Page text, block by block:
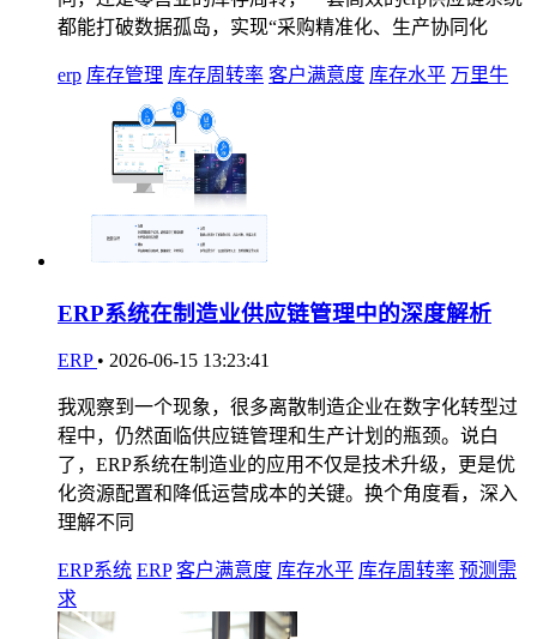
都能打破数据孤岛，实现“采购精准化、生产协同化
erp 库存管理 库存周转率 客户满意度 库存水平 万里牛
ERP系统在制造业供应链管理中的深度解析
ERP • 2026-06-15 13:23:41
我观察到一个现象，很多离散制造企业在数字化转型过
程中，仍然面临供应链管理和生产计划的瓶颈。说白
了，ERP系统在制造业的应用不仅是技术升级，更是优
化资源配置和降低运营成本的关键。换个角度看，深入
理解不同
ERP系统 ERP 客户满意度 库存水平 库存周转率 预测需
求